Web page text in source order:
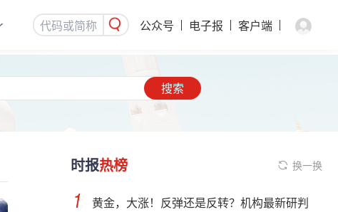
公众号 电子报 客户端
搜索
时报热榜 换一换
黄金，大涨！反弹还是反转？机构最新研判